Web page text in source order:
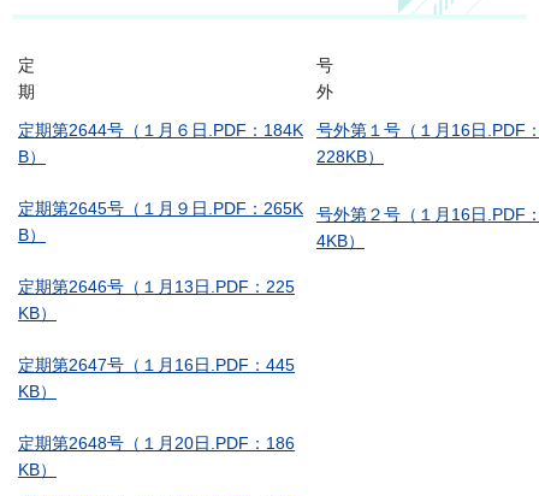
定
期
号
定期第2644号（１月６日.PDF：184K
B）
号外第１号（１月16日.PDF
228KB）
定期第2645号（１月９日.PDF：265K
B）
号外第２号（１月16日.PDF
4KB）
定期第2646号（１月13日.PDF：225
KB）
定期第2647号（１月16日.PDF：445
KB）
定期第2648号（１月20日.PDF：186
KB）